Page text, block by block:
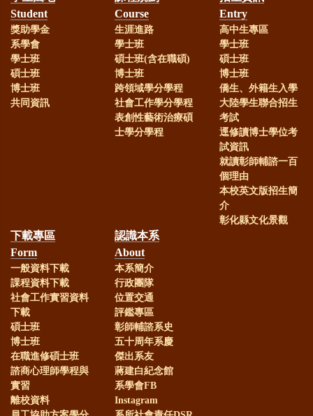
Student
獎助學金
系學會
學士班
碩士班
博士班
共同資訊
Course
生涯進路
學士班
碩士班(含在職碩)
博士班
跨領域學分學程
社會工作學分學程
表創性藝術治療碩
士學分學程
Entry
高中生專區
學士班
碩士班
博士班
僑生、外籍生入學
大陸學生聯合招生
考試
逕修讀博士學位考
試資訊
就讀彰師輔諮一百
個理由
本校英文版招生簡
介
彰化縣文化景觀
下載專區
Form
一般資料下載
課程資料下載
社會工作實習資料
下載
碩士班
博士班
在職進修碩士班
諮商心理師學程與
實習
離校資料
認識本系
About
本系簡介
行政團隊
位置交通
評鑑專區
彰師輔諮系史
五十周年系慶
傑出系友
蔣建白紀念館
系學會FB
Instagram